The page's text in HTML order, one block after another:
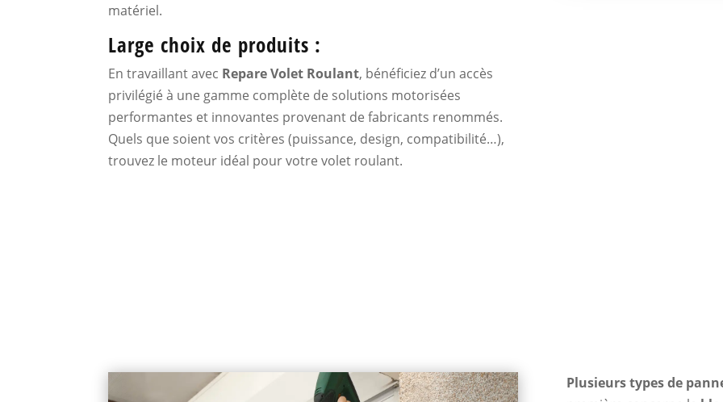
matériel.
Large choix de produits :
En travaillant avec Repare Volet Roulant, bénéficiez d’un accès
privilégié à une gamme complète de solutions motorisées
performantes et innovantes provenant de fabricants renommés.
Quels que soient vos critères (puissance, design, compatibilité…),
trouvez le moteur idéal pour votre volet roulant.
Plusieurs types de